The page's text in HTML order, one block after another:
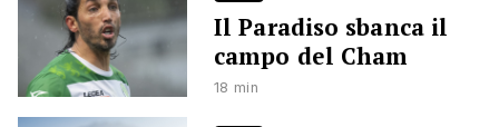
Il Paradiso sbanca il
campo del Cham
18 min